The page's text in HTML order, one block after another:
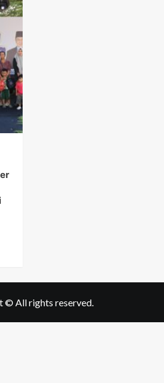
© All rights reserved.